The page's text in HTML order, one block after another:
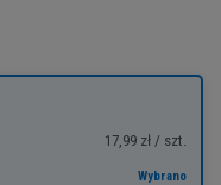
17,99 zł / szt.
Wybrano